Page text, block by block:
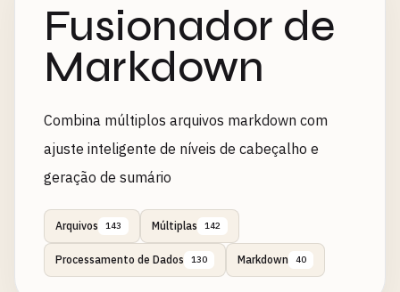
Fusionador de
Markdown
Combina múltiplos arquivos markdown com
ajuste inteligente de níveis de cabeçalho e
geração de sumário
Arquivos 143 Múltiplas 142
Processamento de Dados 130 Markdown 40